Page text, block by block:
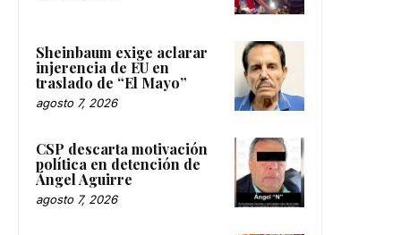
Sheinbaum exige aclarar
injerencia de EU en
traslado de “El Mayo”
agosto 7, 2026
CSP descarta motivación
política en detención de
Ángel Aguirre
agosto 7, 2026